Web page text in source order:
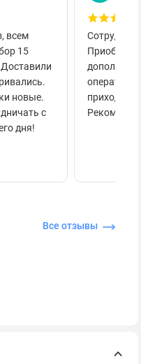
всем
15
новые.
с
дня!
приходило
Все отзывы